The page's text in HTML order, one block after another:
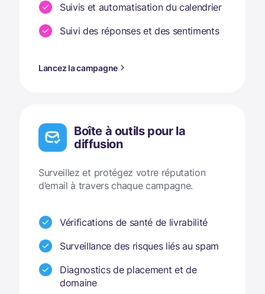
Suivis et automatisation du calendrier
Suivi des réponses et des sentiments
Lancez la campagne
Boîte à outils pour la
diffusion
Surveillez et protégez votre réputation
d’email à travers chaque campagne.
Vérifications de santé de livrabilité
Surveillance des risques liés au spam
Diagnostics de placement et de
domaine